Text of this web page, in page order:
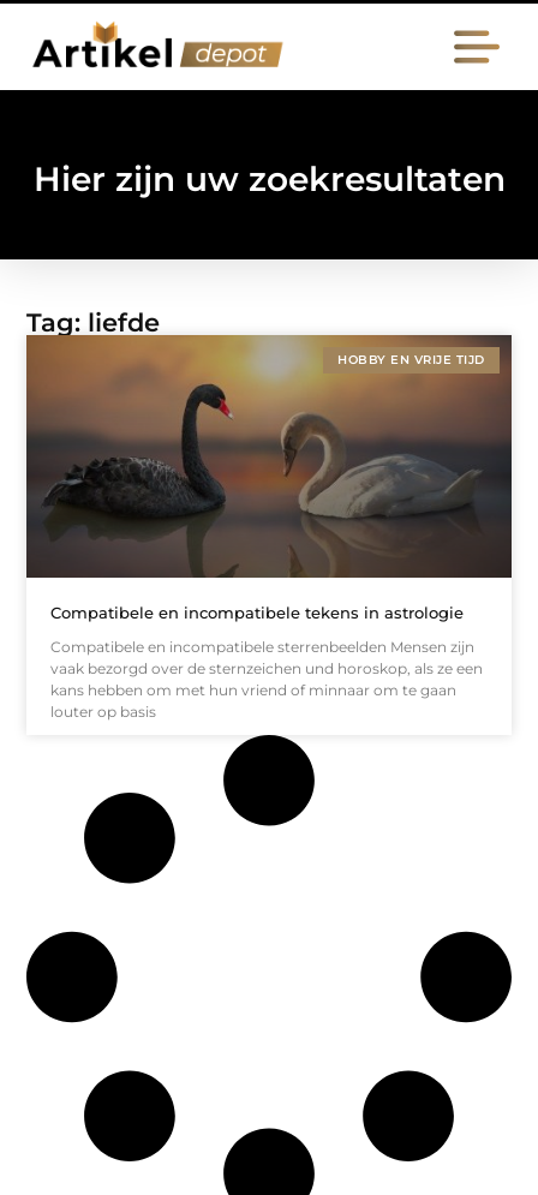
Hier zijn uw zoekresultaten
Tag: liefde
HOBBY EN VRIJE TIJD
Compatibele en incompatibele tekens in astrologie
Compatibele en incompatibele sterrenbeelden Mensen zijn
vaak bezorgd over de sternzeichen und horoskop, als ze een
kans hebben om met hun vriend of minnaar om te gaan
louter op basis